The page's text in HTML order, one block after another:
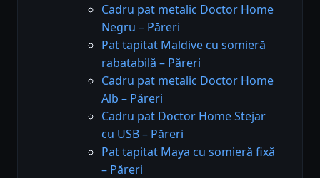
Cadru pat metalic Doctor Home
Negru – Păreri
Pat tapitat Maldive cu somieră
rabatabilă – Păreri
Cadru pat metalic Doctor Home
Alb – Păreri
Cadru pat Doctor Home Stejar
cu USB – Păreri
Pat tapitat Maya cu somieră fixă
– Păreri